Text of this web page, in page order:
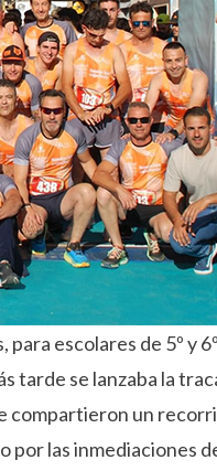
escolares de 5º y
se lanzaba la
compartieron un
por las inmediaciones